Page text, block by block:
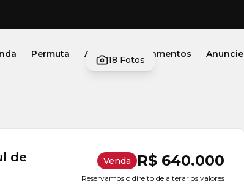
Permuta Alugar Lançamentos Anuncie
18 Fotos
de
Venda R$ 640.000
Reservamos o direito de alterar os valores